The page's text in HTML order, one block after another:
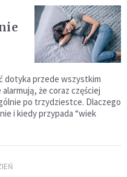
dotyka przede wszystkim
że coraz częściej
po trzydziestce. Dlaczego
i kiedy przypada “wiek